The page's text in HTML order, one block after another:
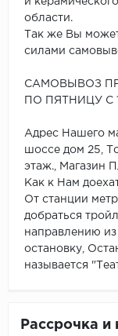
области.
Так же Вы
силами
САМОВЫВОЗ
ПО ПЯТНИЦУ С
Адрес Нашего
шоссе дом 25,
этаж., Магазин
Как к Нам
От станции
добраться
направлению из
остановку,
называется
Рассрочка и